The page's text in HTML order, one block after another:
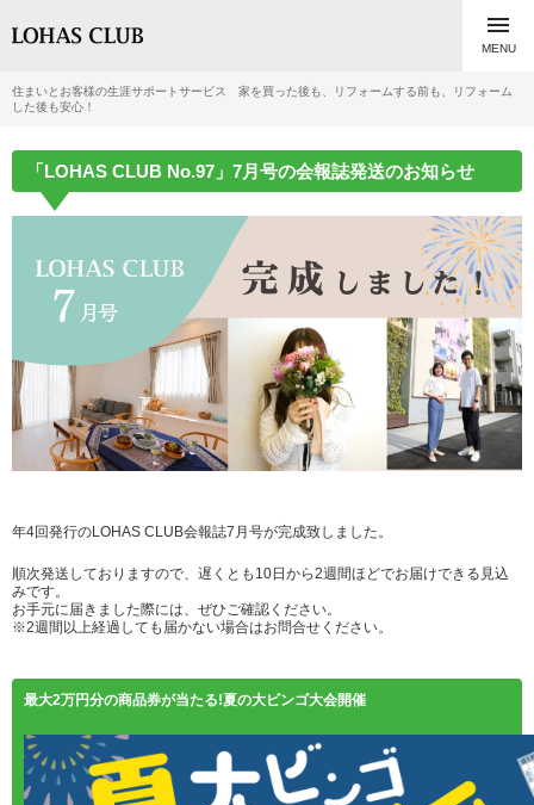

MENU
住まいとお客様の生涯サポートサービス 家を買った後も、リフォームする前も、リフォーム
した後も安心！
「LOHAS CLUB No.97」7月号の会報誌発送のお知らせ
年4回発行のLOHAS CLUB会報誌7月号が完成致しました。
順次発送しておりますので、遅くとも10日から2週間ほどでお届けできる見込
みです。
お手元に届きました際には、ぜひご確認ください。
※2週間以上経過しても届かない場合はお問合せください。
最大2万円分の商品券が当たる!夏の大ビンゴ大会開催